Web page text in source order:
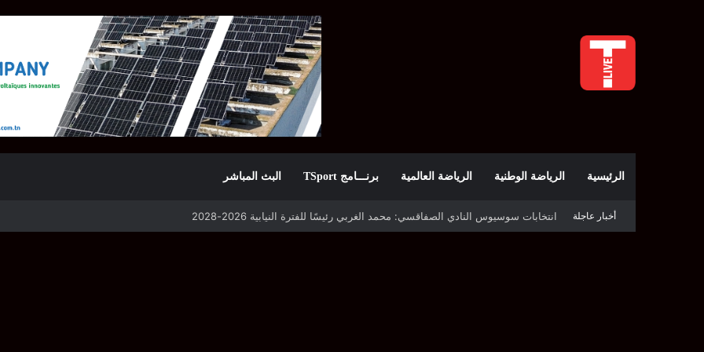
الرئيسية الرياضة الوطنية الرياضة العالمية برنـــامج TSport البث المباشر
أخبار عاجلة
قرعة دوري أبطال إفريقيا: النادي الإفريقي في حال التأهل يواجه مازمبي أو ميدياما